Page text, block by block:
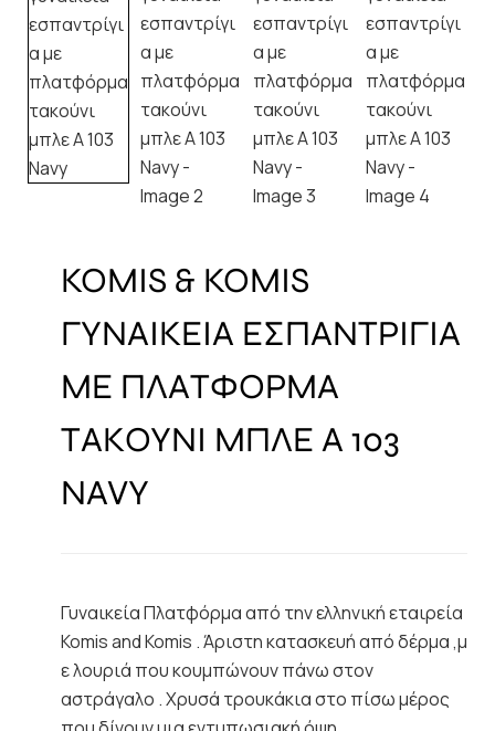
KOMIS & KOMIS
ΓΥΝΑΙΚΕΙΑ ΕΣΠΑΝΤΡΙΓΙΑ
ΜΕ ΠΛΑΤΦΟΡΜΑ
ΤΑΚΟΥΝΙ ΜΠΛΕ A 103
NAVY
Γυναικεία Πλατφόρμα από την ελληνική εταιρεία
Komis and Komis . Άριστη κατασκευή από δέρμα ,μ
ε λουριά που κουμπώνουν πάνω στον
αστράγαλο . Χρυσά τρουκάκια στο πίσω μέρος